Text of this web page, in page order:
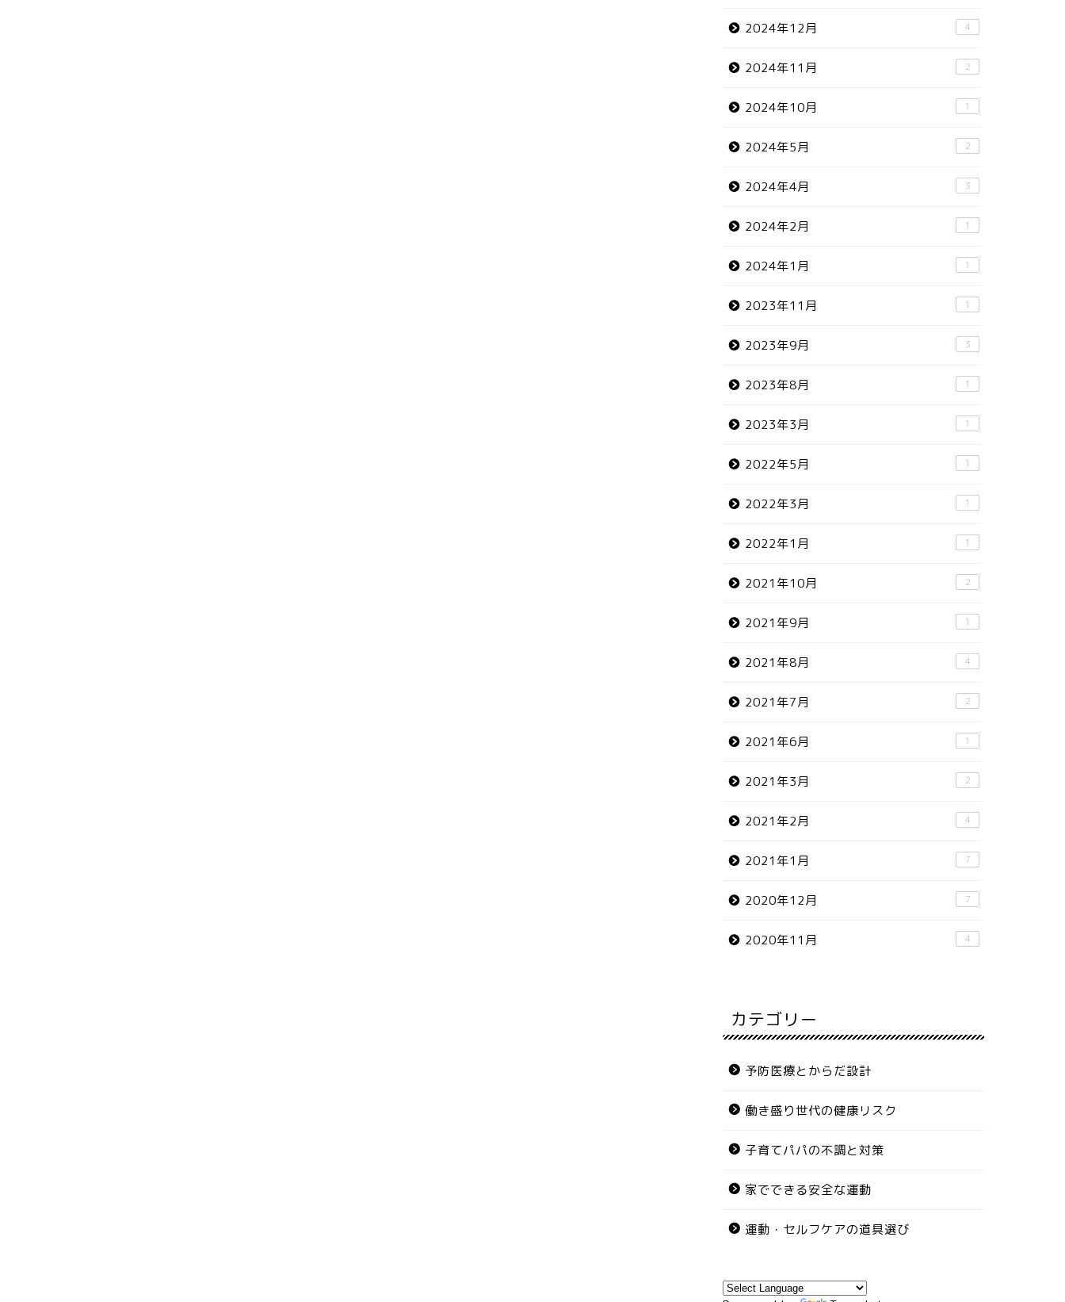
2024年12月 4
2024年11月 2
2024年10月 1
2024年5月 2
2024年4月 3
2024年2月 1
2024年1月 1
2023年11月 1
2023年9月 3
2023年8月 1
2023年3月 1
2022年5月 1
2022年3月 1
2022年1月 1
2021年10月 2
2021年9月 1
2021年8月 4
2021年7月 2
2021年6月 1
2021年3月 2
2021年2月 4
2021年1月 7
2020年12月 7
2020年11月 4
カテゴリー
予防医療とからだ設計
働き盛り世代の健康リスク
子育てパパの不調と対策
家でできる安全な運動
運動・セルフケアの道具選び